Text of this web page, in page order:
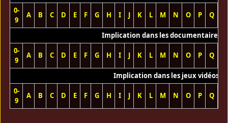
0-
9
A B C D E F G H I J K L M N O P Q
Implication dans les documentaires
0-
9
A B C D E F G H I J K L M N O P Q
Implication dans les jeux vidéos
0-
9
A B C D E F G H I J K L M N O P Q